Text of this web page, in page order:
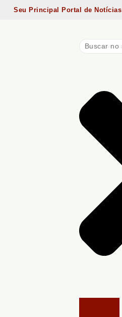
Seu Principal Portal de Notícias